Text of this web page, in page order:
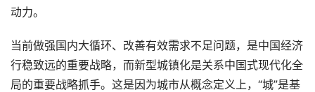
动力。
当前做强国内大循环、改善有效需求不足问题，是中国经济
行稳致远的重要战略，而新型城镇化是关系中国式现代化全
局的重要战略抓手。这是因为城市从概念定义上，“城”是基